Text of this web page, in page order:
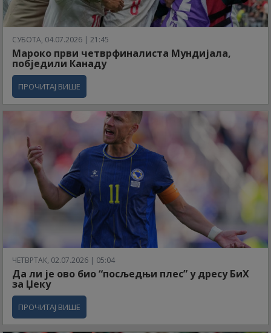
СУБОТА, 04.07.2026 | 21:45
Мароко први четврфиналиста Мундијала,
побједили Канаду
ПРОЧИТАЈ ВИШЕ
ЧЕТВРТАК, 02.07.2026 | 05:04
Да ли је ово био “посљедњи плес” у дресу БиХ
за Џеку
ПРОЧИТАЈ ВИШЕ